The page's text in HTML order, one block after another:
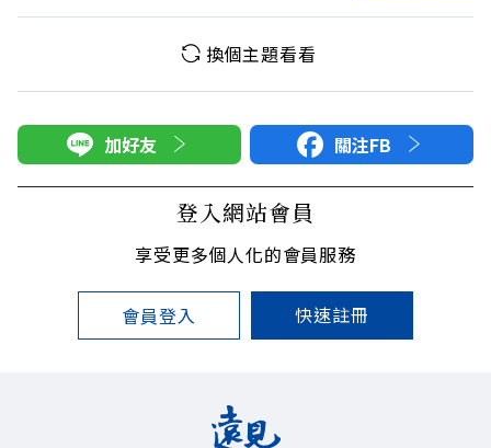
換個主題看看
加好友 關注FB
登入網站會員
享受更多個人化的會員服務
會員登入 快速註冊